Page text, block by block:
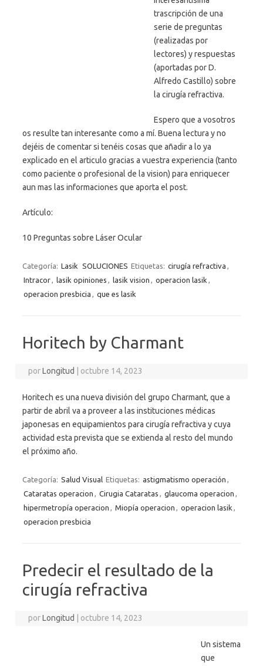
trascripción de una
serie de preguntas
(realizadas por
lectores) y respuestas
(aportadas por D.
Alfredo Castillo) sobre
la cirugía refractiva.
Espero que a vosotros
os resulte tan interesante como a mí. Buena lectura y no
dejéis de comentar si tenéis cosas que añadir a lo ya
explicado en el articulo gracias a vuestra experiencia (tanto
como paciente o profesional de la vision) para enriquecer
aun mas las informaciones que aporta el post.
Artículo:
10 Preguntas sobre Láser Ocular
Categoría: Lasik SOLUCIONES Etiquetas: cirugía refractiva ,
Intracor, lasik opiniones , lasik vision , operacion lasik ,
operacion presbicia , que es lasik
Horitech by Charmant
porLongitud octubre 14, 2023
Horitech es una nueva división del grupo Charmant, que a
partir de abril va a proveer a las instituciones médicas
japonesas en equipamientos para cirugía refractiva y cuya
actividad esta prevista que se extienda al resto del mundo
el próximo año.
Categoría: Salud Visual Etiquetas: astigmatismo operación ,
Cataratas operacion , Cirugia Cataratas , glaucoma operacion ,
hipermetropía operacion , Miopía operacion , operacion lasik ,
operacion presbicia
Predecir el resultado de la
cirugía refractiva
porLongitud octubre 14, 2023
Un sistema
que